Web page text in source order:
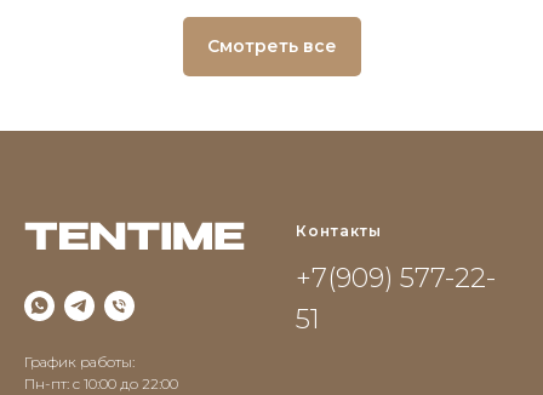
Смотреть все
График работы:
Пн-пт: с 10:00 до 22:00
Контакты
+7(909) 577-22-
51